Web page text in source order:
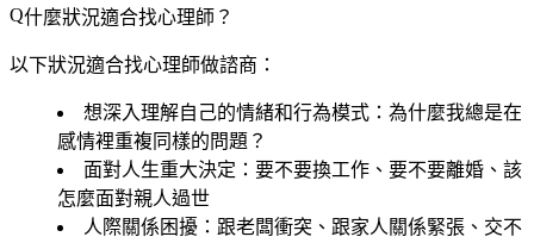
什麼狀況適合找心理師？
以下狀況適合找心理師做諮商：
想深入理解自己的情緒和行為模式 ：為什麼我總是在
感情裡重複同樣的問題？
面對人生重大決定 ：要不要換工作、要不要離婚、該
怎麼面對親人過世
人際關係困擾 ：跟老闆衝突、跟家人關係緊張、交不